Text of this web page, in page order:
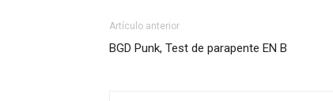
Artículo anterior
BGD Punk, Test de parapente EN B